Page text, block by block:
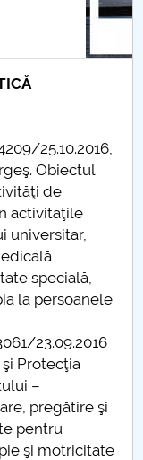
25.10.2016,
Obiectul
de
activităţile
universitar,
specială,
la persoanele
23.09.2016
Protecţia
–
pregătire şi
pentru
şi motricitate